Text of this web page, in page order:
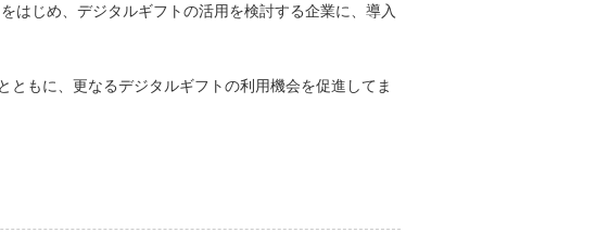
はじめ、デジタルギフトの活用を検討する企業に、導入
もに、更なるデジタルギフトの利用機会を促進してま